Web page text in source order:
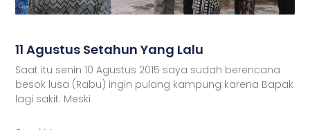
11 Agustus Setahun Yang Lalu
Saat itu senin 10 Agustus 2015 saya sudah berencana
besok lusa (Rabu) ingin pulang kampung karena Bapak
lagi sakit. Meski